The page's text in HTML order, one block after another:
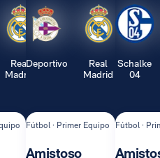
Real
Madrid
Deportivo
Real
Madrid
Fútbol · Primer Equipo
Amistoso
Schalke
04
Fútbol ·